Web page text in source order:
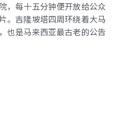
，每十五分钟便开放给公众
。吉隆坡塔四周环绕着大马
也是马来西亚最古老的公告